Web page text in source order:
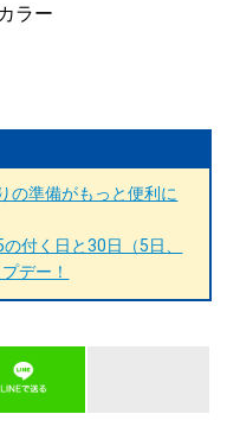
ラー
の準備がもっと便利に
付く日と30日（5日、
デー！